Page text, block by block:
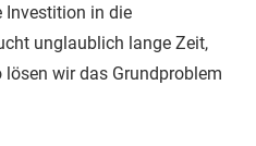
Investition in die
unglaublich lange Zeit,
wir das Grundproblem